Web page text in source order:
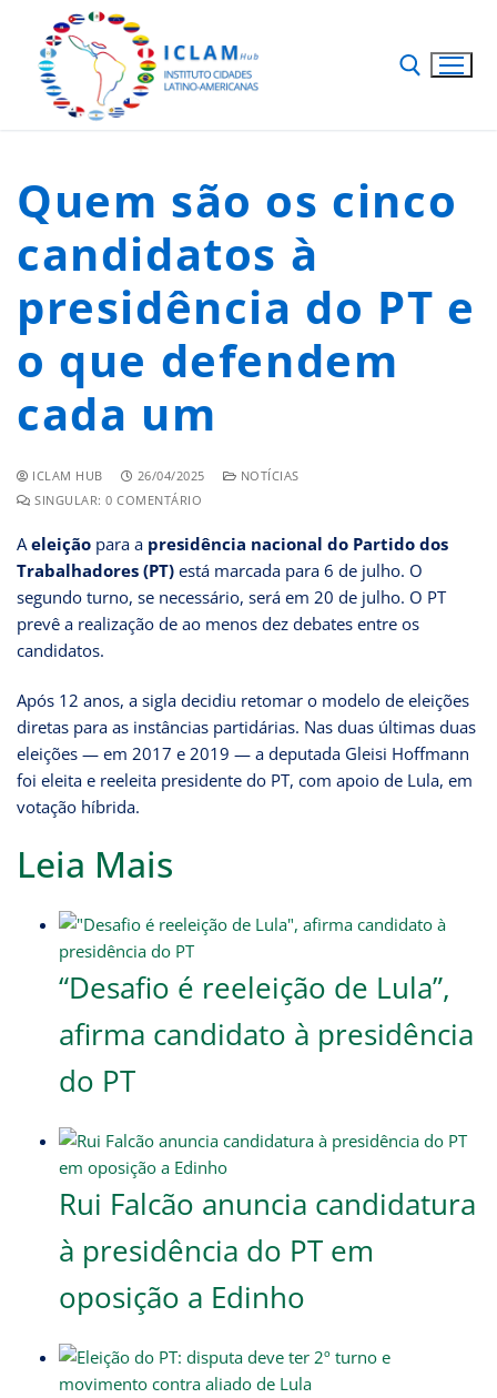
Quem são os cinco
candidatos à
presidência do PT e
o que defendem
cada um
ICLAM HUB 26/04/2025
NOTÍCIAS
SINGULAR: 0 COMENTÁRIO
A eleição para a presidência nacional do Partido dos
Trabalhadores (PT) está marcada para 6 de julho. O
segundo turno, se necessário, será em 20 de julho. O PT
prevê a realização de ao menos dez debates entre os
candidatos.
Após 12 anos, a sigla decidiu retomar o modelo de eleições
diretas para as instâncias partidárias. Nas duas últimas duas
eleições — em 2017 e 2019 — a deputada Gleisi Hoffmann
foi eleita e reeleita presidente do PT, com apoio de Lula, em
votação híbrida.
Leia Mais
“Desafio é reeleição de Lula”,
afirma candidato à presidência
do PT
Rui Falcão anuncia candidatura
à presidência do PT em
oposição a Edinho